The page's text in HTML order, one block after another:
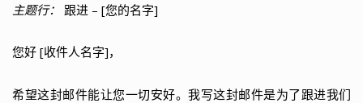
主题行： 跟进 – [您的名字]
您好 [收件人名字]，
希望这封邮件能让您一切安好。我写这封邮件是为了跟进我们